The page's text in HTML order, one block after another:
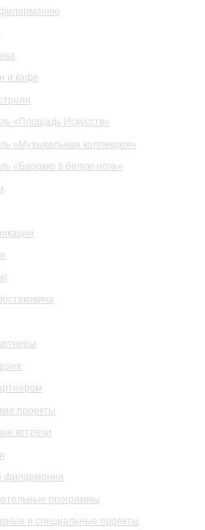
и кафе
«Площадь Искусств»
«Музыкальная коллекция»
«Барокко в белую ночь»
проекты
встречи
филармонии
программы
и специальные проекты